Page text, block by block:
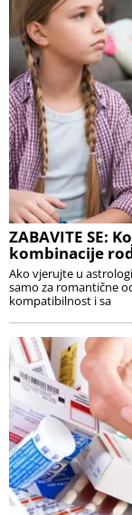
ZABAVITE SE:
kombinacije
Ako vjerujte u
samo za romantične
kompatibilnost i sa